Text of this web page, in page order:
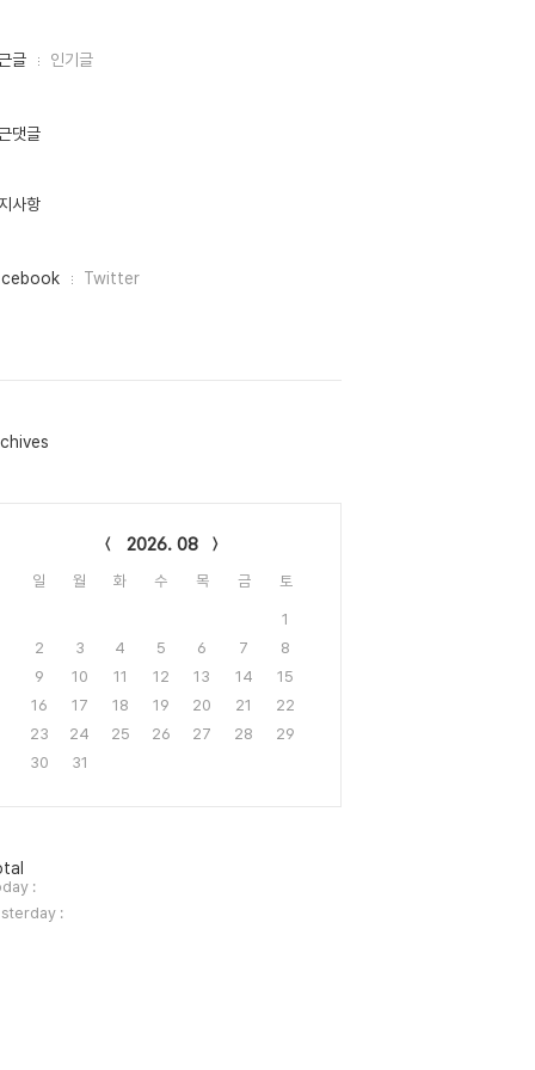
글 인기글
댓글
사항
Twitter
2026. 08
일 월 화 수 목 금 토
1
2
3 4 5 6 7
8
9
10 11 12 13 14
15
16
17 18 19 20 21
22
23
24 25 26 27 28
29
30
31
:
: